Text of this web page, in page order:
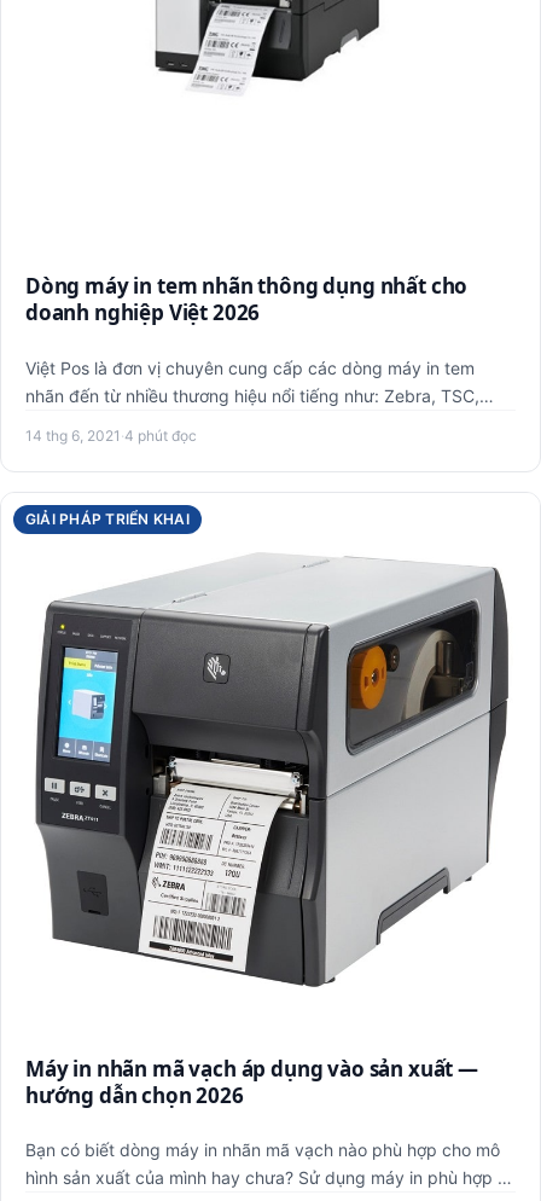
Dòng máy in tem nhãn thông dụng nhất cho
doanh nghiệp Việt 2026
Việt Pos là đơn vị chuyên cung cấp các dòng máy in tem
nhãn đến từ nhiều thương hiệu nổi tiếng như: Zebra, TSC,
14 thg 6, 2021 ·4 phút đọc
GIẢI PHÁP TRIỂN KHAI
Máy in nhãn mã vạch áp dụng vào sản xuất —
hướng dẫn chọn 2026
Bạn có biết dòng máy in nhãn mã vạch nào phù hợp cho mô
hình sản xuất của mình hay chưa? Sử dụng máy in phù hợp sẽ